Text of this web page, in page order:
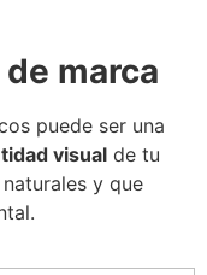
marca
puede ser una
visual de tu
y que